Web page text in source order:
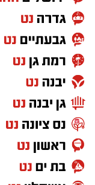
ו-2.3
במדי
למפגש.
סגל מסקרן
קודמת:
s/799091
הסנטר האמריקאי
מספר 5.
הקיץ את